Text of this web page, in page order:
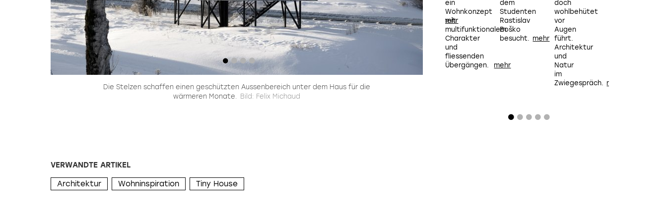
Die Stelzen schaffen einen geschützten Aussenbereich unter dem Haus für die
wärmeren Monate. Bild: Felix Michaud
Die grosszügigen Fenster lassen die Grenzen zwischen
VERWANDTE ARTIKEL
Architektur Wohninspiration Tiny House
doch
wohlbehütet
vor
Augen
führt.
Architektur
und
Natur
im
Zwiegespräch.
perfekt
umbauen.
stimmigen
Ganzen
verschmelzen.
ein
Wohnkonzept
mit
multifunktionalem
Charakter
und
fliessenden
Übergängen.
dem
Studenten
Rastislav
Boško
besucht.
doch
wohlbehütet
vor
Augen
führt.
Architektur
und
Natur
im
Zwiegespräch.